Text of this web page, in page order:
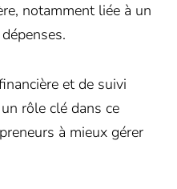
notamment liée à un
et de suivi
rôle clé dans ce
à mieux gérer